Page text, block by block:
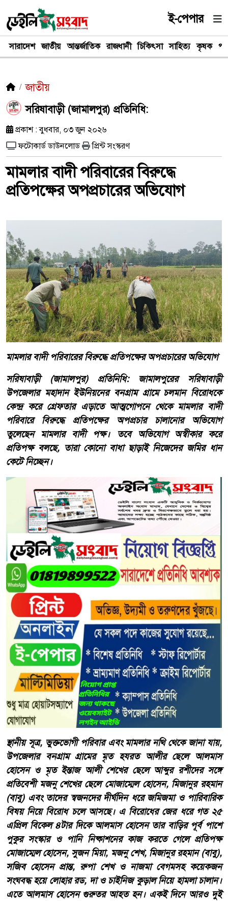
ই-পেপার
সারাদেশ জাতীয় আন্তর্জাতিক রাজধানী চিকিৎসা সাহিত্য কৃষক
জাতীয়
সরিষাবাড়ী (জামালপুর) প্রতিনিধি:
প্রকাশ : বুধবার, ০৩ জুন ২০২৬
ফটোকার্ড ডাউনলোড
প্রিন্ট সংস্করণ
মামলার বাদী পরিবারের বিরুদ্ধে
প্রতিপক্ষের অপপ্রচারের অভিযোগ
মামলার বাদী পরিবারের বিরুদ্ধে প্রতিপক্ষের অপপ্রচারের অভিযোগ
সরিষাবাড়ী (জামালপুর) প্রতিনিধি: জামালপুরের সরিষাবাড়ী
উপজেলার মহাদান ইউনিয়নের বনগ্রাম গ্রামে চলমান বিরোধকে
কেন্দ্র করে গ্রেফতার এড়াতে আত্মগোপনে থেকে মামলার বাদী
পরিবারে বিরুদ্ধে প্রতিপক্ষের অপপ্রচার চালানোর অভিযোগ
তুলেছেন মামলার বাদী পক্ষ। তবে অভিযোগ অস্বীকার করে
প্রতিপক্ষ বলছে, তারা কোনো বাধা ছাড়াই নিজেদের জমির ধান
কেটে নিচ্ছেন।
স্থানীয় সূত্র, ভুক্তভোগী পরিবার এবং মামলার নথি থেকে জানা যায়,
উপজেলার বনগ্রাম গ্রামের মৃত হযরত আলীর ছেলে আলমাস
হোসেন ও মৃত ইন্তাজ আলী শেখের ছেলে আব্দুর রশীদের সঙ্গে
প্রতিবেশী মজনু শেখের ছেলে মোজাম্মেল হোসেন, মিজানুর রহমান
(বাবু) এবং তাদের স্বজনদের দীর্ঘদিন ধরে জমিজমা ও পারিবারিক
বিষয় নিয়ে বিরোধ চলে আসছে। এ বিরোধের জের ধরে গত ২৫
এপ্রিল বিকেল ৪টার দিকে আলমাস হোসেন তার বাড়ির পূর্ব পাশে
পুকুর সংস্কার ও পানি নিষ্কাশনের কাজ করতে গেলে প্রতিপক্ষ
মোজাম্মেল হোসেন, সুজন মিয়া, মজনু শেখ, মিজানুর রহমান (বাবু),
সজিব হোসেন প্রান্ত, রুপা শেখ ও নাজমা বেগমসহ কয়েকজন
সংঘবদ্ধ হয়ে লোহার রড, দা ও চাইনিজ কুড়াল নিয়ে হামলা চালান।
এতে আলমাস হোসেন গুরুতর আহত হন। একই দিনে আরও দুই